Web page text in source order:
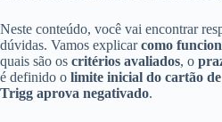
Neste conteúdo, você vai encontrar
dúvidas. Vamos explicarcomo
quais são os critérios avaliados, o
é definido o limite inicial do cartão
Trigg aprova negativado.